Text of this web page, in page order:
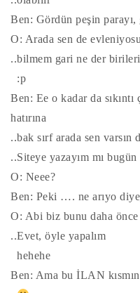
Ben: Gördün peşin
O: Arada sen de
..bilmem gari ne der birileri
:p
Ben: Ee o kadar da
hatırına
..bak sırf arada sen
..Siteye yazayım mı
O: Neee?
Ben: Peki …. ne arıyo
O: Abi biz bunu daha
..Evet, öyle yapalım
hehehe
Ben: Ama bu İLAN